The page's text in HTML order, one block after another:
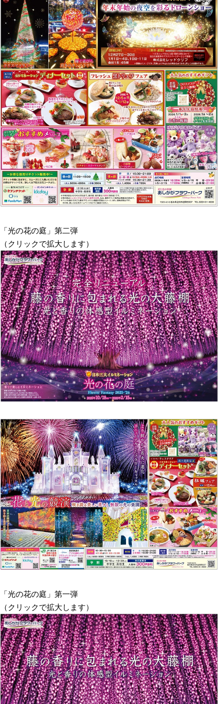
「光の花の庭」第二弾
（クリックで拡大します）
「光の花の庭」第一弾
（クリックで拡大します）